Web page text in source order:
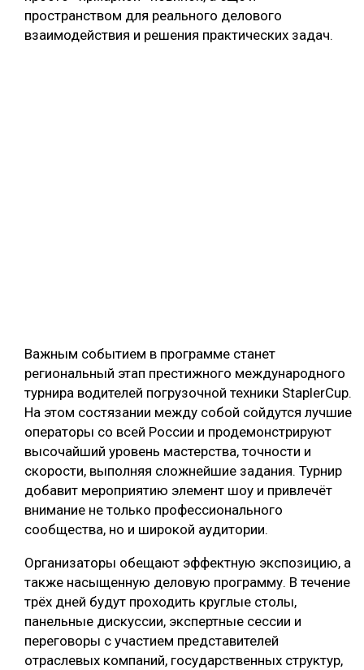
пространством для реального делового
взаимодействия и решения практических задач.
Важным событием в программе станет
региональный этап престижного международного
турнира водителей погрузочной техники StaplerCup.
На этом состязании между собой сойдутся лучшие
операторы со всей России и продемонстрируют
высочайший уровень мастерства, точности и
скорости, выполняя сложнейшие задания. Турнир
добавит мероприятию элемент шоу и привлечёт
внимание не только профессионального
сообщества, но и широкой аудитории.
Организаторы обещают эффектную экспозицию, а
также насыщенную деловую программу. В течение
трёх дней будут проходить круглые столы,
панельные дискуссии, экспертные сессии и
переговоры с участием представителей
отраслевых компаний, государственных структур,